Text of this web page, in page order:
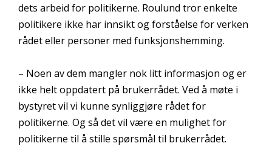
dets arbeid for politikerne. Roulund tror enkelte
politikere ikke har innsikt og forståelse for verken
rådet eller personer med funksjonshemming.
– Noen av dem mangler nok litt informasjon og er
ikke helt oppdatert på brukerrådet. Ved å møte i
bystyret vil vi kunne synliggjøre rådet for
politikerne. Og så det vil være en mulighet for
politikerne til å stille spørsmål til brukerrådet.